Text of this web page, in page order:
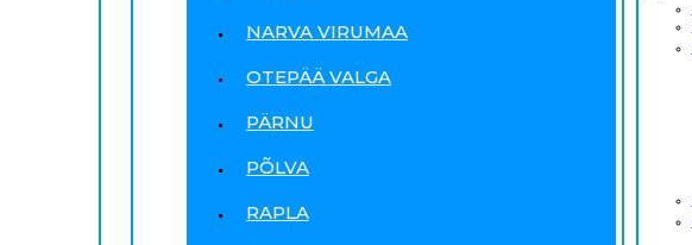
NARVA VIRUMAA
OTEPÄÄ VALGA
PÄRNU
PÕLVA
RAPLA